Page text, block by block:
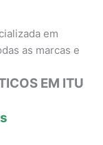
em
as marcas e
EM ITU